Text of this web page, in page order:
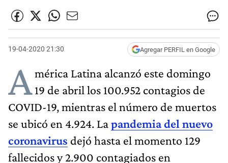
19-04-2020 21:30 Agregar PERFIL en Google
América Latina alcanzó este domingo
19 de abril los 100.952 contagios de
COVID-19, mientras el número de muertos
se ubicó en 4.924. Lapandemia del nuevo
coronavirus dejó hasta el momento 129
fallecidos y 2.900 contagiados en